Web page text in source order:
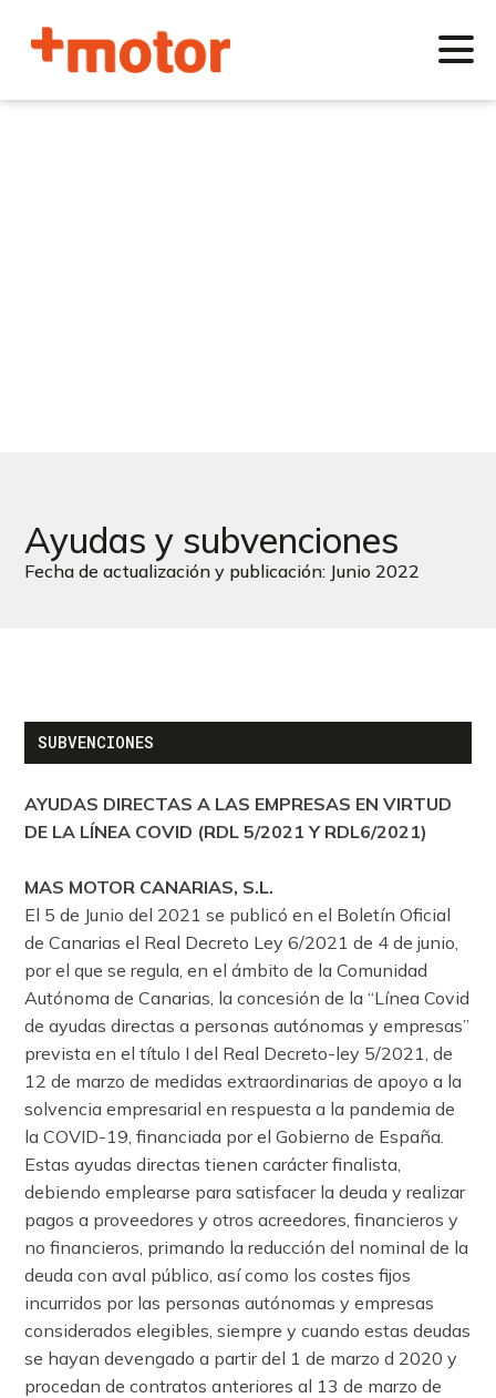
Ayudas y subvenciones
Fecha de actualización y publicación: Junio 2022
SUBVENCIONES
AYUDAS DIRECTAS A LAS EMPRESAS EN VIRTUD
DE LA LÍNEA COVID (RDL 5/2021 Y RDL6/2021)
MAS MOTOR CANARIAS, S.L.
El 5 de Junio del 2021 se publicó en el Boletín Oficial
de Canarias el Real Decreto Ley 6/2021 de 4 de junio,
por el que se regula, en el ámbito de la Comunidad
Autónoma de Canarias, la concesión de la “Línea Covid
de ayudas directas a personas autónomas y empresas”
prevista en el título I del Real Decreto-ley 5/2021, de
12 de marzo de medidas extraordinarias de apoyo a la
solvencia empresarial en respuesta a la pandemia de
la COVID-19, financiada por el Gobierno de España.
Estas ayudas directas tienen carácter finalista,
debiendo emplearse para satisfacer la deuda y realizar
pagos a proveedores y otros acreedores, financieros y
no financieros, primando la reducción del nominal de la
deuda con aval público, así como los costes fijos
incurridos por las personas autónomas y empresas
considerados elegibles, siempre y cuando estas deudas
se hayan devengado a partir del 1 de marzo d 2020 y
procedan de contratos anteriores al 13 de marzo de